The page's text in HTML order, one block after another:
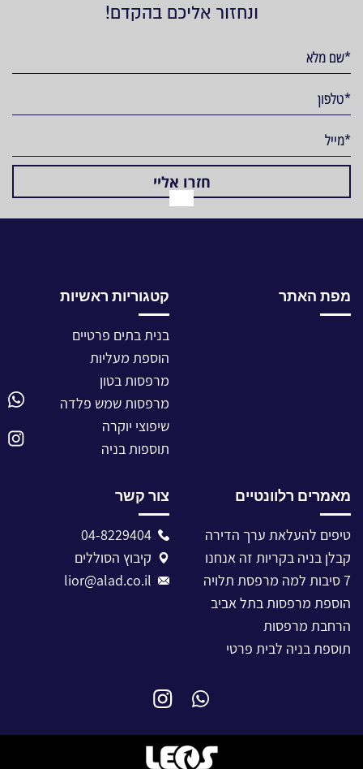
ונחזור אליכם בהקדם!
מפת האתר קטגוריות ראשיות
בנית בתים פרטיים
הוספת מעליות
מרפסות בטון
מרפסות שמש פלדה
שיפוצי יוקרה
תוספות בניה
מאמרים רלוונטיים
טיפים להעלאת ערך הדירה
קבלן בניה בקריות זה אנחנו
7 סיבות למה מרפסת תלויה
הוספת מרפסות בתל אביב
הרחבת מרפסות
תוספת בניה לבית פרטי
צור קשר
04-8229404
קיבוץ הסוללים
lior@alad.co.il